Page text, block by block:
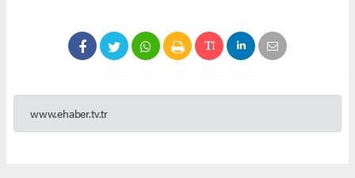
www.ehaber.tv.tr